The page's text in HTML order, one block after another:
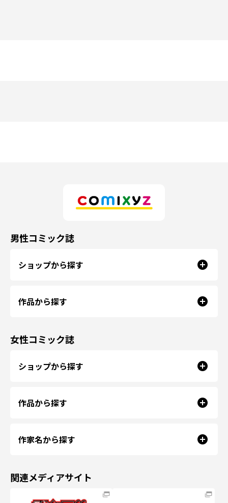
男性コミック誌
ショップから探す
作品から探す
女性コミック誌
ショップから探す
作品から探す
作家名から探す
関連メディアサイト